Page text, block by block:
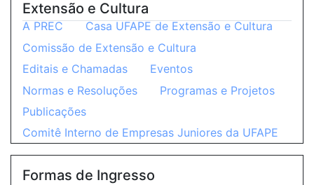
Extensão e Cultura
A PREC
Casa UFAPE de Extensão e Cultura
Comissão de Extensão e Cultura
Editais e Chamadas
Eventos
Normas e Resoluções
Programas e Projetos
Publicações
Comitê Interno de Empresas Juniores da UFAPE
Formas de Ingresso